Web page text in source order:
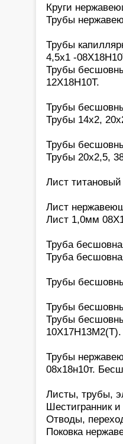
Круги
Трубы
Трубы
4,5х1 -
Трубы
12Х18Н10Т.
Трубы
Трубы 14х2,
Трубы
Трубы 20х2,5,
Лист
Лист
Лист 1,0мм
Труба
Труба
Трубы
Трубы
Трубы
10Х17Н13М2(Т).
Трубы
08х18н10т.
Листы, трубы,
Шестигранник
Отводы,
Поковка